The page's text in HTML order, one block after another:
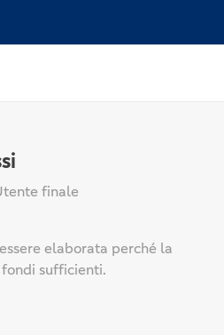
finale
elaborata perché la
sufficienti.